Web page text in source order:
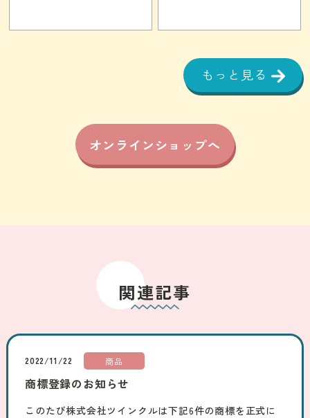
もっと見る
オンラインショップへ
関連記事
2022/11/22 商品
商標登録のお知らせ
このたび株式会社ツインクルは下記6件の商標を正式に